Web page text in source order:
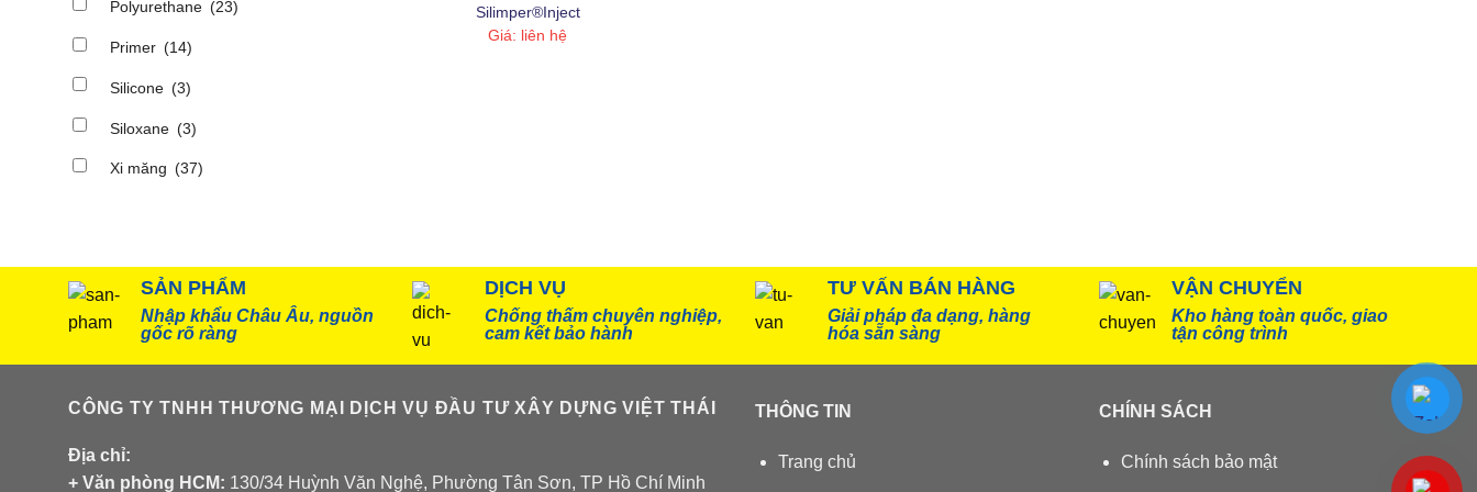
Polyurethane (23)
Primer (14)
Silicone (3)
Siloxane (3)
Xi măng (37)
Xi măng (37)
Silimper®Inject
Giá: liên hệ
SẢN PHẨM
Nhập khẩu Châu Âu, nguồn
gốc rõ ràng
DỊCH VỤ
Chống thấm chuyên nghiệp,
cam kết bảo hành
TƯ VẤN BÁN HÀNG
Giải pháp đa dạng, hàng
hóa sẵn sàng
VẬN CHUYỂN
Kho hàng toàn quốc, giao
tận công trình
CÔNG TY TNHH THƯƠNG MẠI DỊCH VỤ ĐẦU TƯ XÂY DỰNG VIỆT THÁI
Địa chỉ:
+ Văn phòng HCM: 130/34 Huỳnh Văn Nghệ, Phường Tân Sơn, TP Hồ Chí Minh
THÔNG TIN
Trang chủ
CHÍNH SÁCH
Chính sách bảo mật